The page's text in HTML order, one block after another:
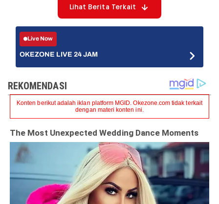
Lihat Berita Terkait
Live Now
OKEZONE LIVE 24 JAM